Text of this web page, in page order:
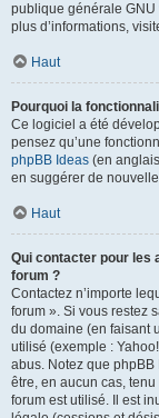
publique générale GNU
plus d’informations,
Haut
Pourquoi la
Ce logiciel a été
pensez qu’une
phpBB Ideas (en
en suggérer de
Haut
Qui contacter pour les
forum ?
Contactez n’importe
forum ». Si vous restez
du domaine (en faisant
utilisé (exemple :
abus. Notez que phpBB
être, en aucun cas,
forum est utilisé. Il est